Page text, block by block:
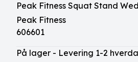
Peak Fitness Squat Stand
Peak Fitness
606601
På lager - Levering 1-2